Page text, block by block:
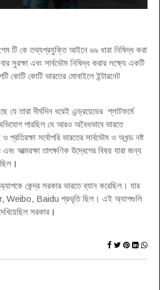
টি কে তথ্যপ্রযুক্তি আইনে ৬৯ ধারা নিষিদ্ধ করা
সুরক্ষা এবং সার্বভৌম নিষিদ্ধ করার লক্ষ্যে একটি
কোটি কোটি ভারতের মোবাইলে ইন্টারনেট
যে তারা দীর্ঘদিন ধরেই এন্ড্রয়েডের প্লাটফর্মে
পারছিল যে আরও অবৈধভাবে ভারতে
প্রতিরক্ষা সর্বোপরি ভারতের সার্বভৌম ও অখন্ড নষ্ট
আত্মরক্ষা তাৎক্ষণিক উদ্বেগের বিষয় যারা জন্য
।
কেন্দ্র সরকার ভারতে ব্যান করেছিল। যার
Baidu প্রভৃতি ছিল। এই অ্যাপগুলি
সরকার ।